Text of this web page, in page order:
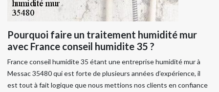
Pourquoi faire un traitement humidité mur
avec France conseil humidite 35 ?
France conseil humidite 35 étant une entreprise humidité mur à
Messac 35480 qui est forte de plusieurs années d’expérience, il
est tout à fait logique que nous mettions nos clients en confiance